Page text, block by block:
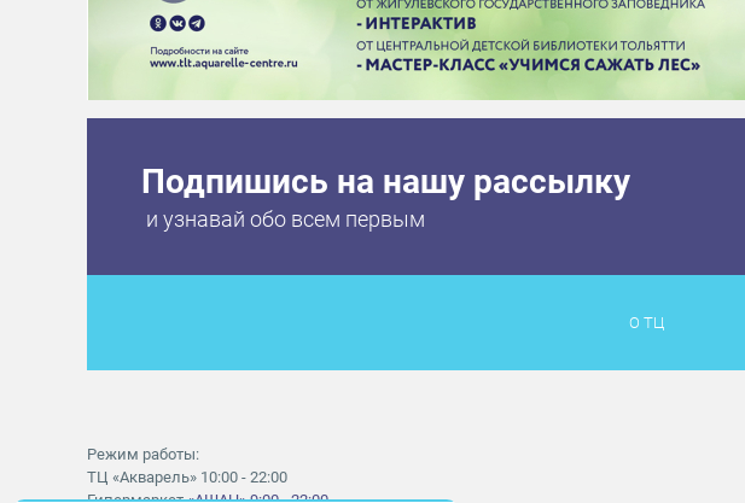
Подпишись на нашу рассылку
и узнавай обо всем первым
О ТЦ
Режим работы:
ТЦ «Акварель» 10:00 - 22:00